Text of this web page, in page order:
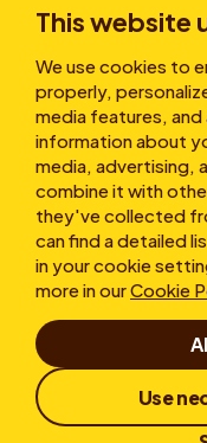
This website
We use cookies to
properly,
media features, and
information about
media, advertising,
combine it with
they've collected
can find a detailed
in your cookie
more in ourCookie
Use
Sobre
Declaración
Política de